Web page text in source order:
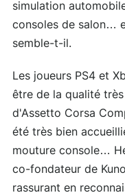
simulation
consoles de salon…
semble-t-il.
Les joueurs PS4 et
être de la qualité
d'Assetto Corsa
été très bien
mouture console…
co-fondateur de
rassurant en